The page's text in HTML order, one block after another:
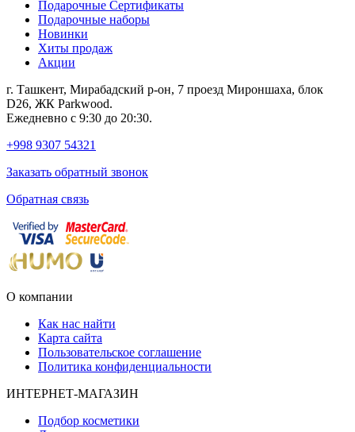
Подарочные Сертификаты
Подарочные наборы
Новинки
Хиты продаж
Акции
г. Ташкент, Мирабадский р-он, 7 проезд Мироншаха, блок
D26, ЖК Раrkwood.
Ежедневно с 9:30 до 20:30.
+998 9307 54321
Заказать обратный звонок
Обратная связь
О компании
Как нас найти
Карта сайта
Пользовательское соглашение
Политика конфиденциальности
ИНТЕРНЕТ-МАГАЗИН
Подбор косметики